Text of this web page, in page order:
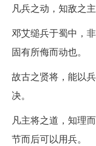
凡兵之动，知敌之
邓艾缒兵于蜀中，
固有所侮而动也。
故古之贤将，能以
决。
凡主将之道，知理
节而后可以用兵。